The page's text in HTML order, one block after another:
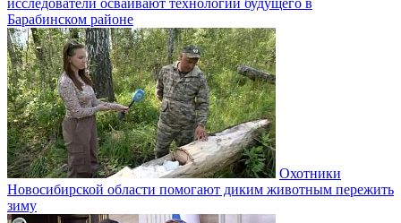
Барабинском районе
Охотники
Новосибирской области помогают диким животным пережить
зиму